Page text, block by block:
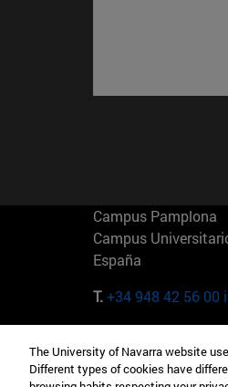
Campus Pamplona
Campus
España
T.+34 948 42 56 00
Camino del Cerro
Madrid España
The University of Navarra website
Different types of cookies have